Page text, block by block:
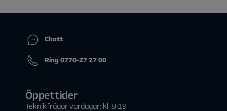
Chatt
Ring 0770-27 27 00
Öppettider
Teknikfrågor vardagar: kl. 8-19